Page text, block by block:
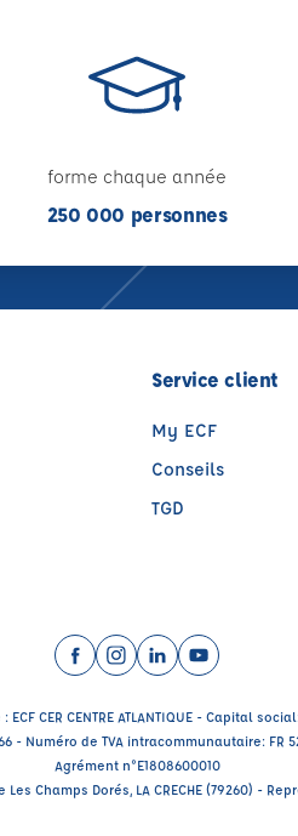
forme chaque année
250 000 personnes
Service client
My ECF
Conseils
TGD
Facebook (nouvelle
Instagram
LinkedInYouTube
CER CENTRE ATLANTIQUE - Capital
- Numéro de TVA intracommunautaire: FR
Agrément n°E1808600010
Les Champs Dorés, LA CRECHE (79260) -